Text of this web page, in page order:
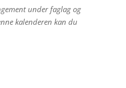
under faglag og
kalenderen kan du